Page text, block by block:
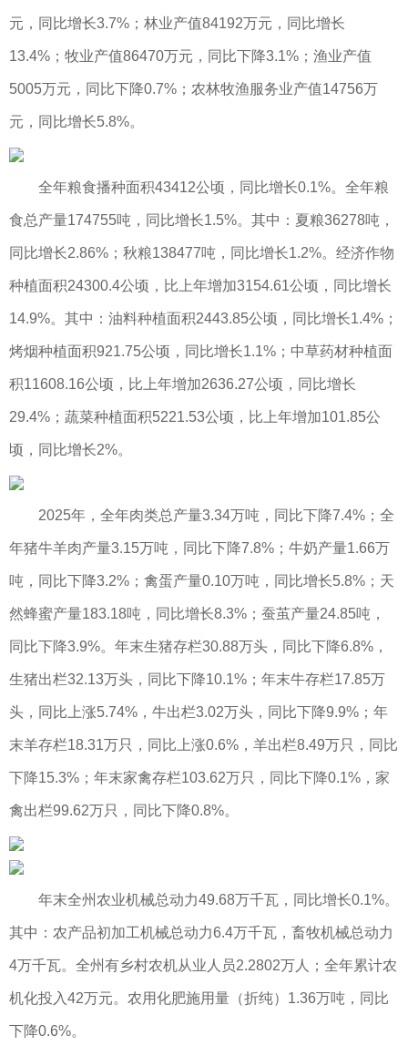
元，同比增长3.7%；林业产值84192万元，同比增长
13.4%；牧业产值86470万元，同比下降3.1%；渔业产值
5005万元，同比下降0.7%；农林牧渔服务业产值14756万
元，同比增长5.8%。
全年粮食播种面积43412公顷，同比增长0.1%。全年粮
食总产量174755吨，同比增长1.5%。其中：夏粮36278吨，
同比增长2.86%；秋粮138477吨，同比增长1.2%。经济作物
种植面积24300.4公顷，比上年增加3154.61公顷，同比增长
14.9%。其中：油料种植面积2443.85公顷，同比增长1.4%；
烤烟种植面积921.75公顷，同比增长1.1%；中草药材种植面
积11608.16公顷，比上年增加2636.27公顷，同比增长
29.4%；蔬菜种植面积5221.53公顷，比上年增加101.85公
顷，同比增长2%。
2025年，全年肉类总产量3.34万吨，同比下降7.4%；全
年猪牛羊肉产量3.15万吨，同比下降7.8%；牛奶产量1.66万
吨，同比下降3.2%；禽蛋产量0.10万吨，同比增长5.8%；天
然蜂蜜产量183.18吨，同比增长8.3%；蚕茧产量24.85吨，
同比下降3.9%。年末生猪存栏30.88万头，同比下降6.8%，
生猪出栏32.13万头，同比下降10.1%；年末牛存栏17.85万
头，同比上涨5.74%，牛出栏3.02万头，同比下降9.9%；年
末羊存栏18.31万只，同比上涨0.6%，羊出栏8.49万只，同比
下降15.3%；年末家禽存栏103.62万只，同比下降0.1%，家
禽出栏99.62万只，同比下降0.8%。
年末全州农业机械总动力49.68万千瓦，同比增长0.1%。
其中：农产品初加工机械总动力6.4万千瓦，畜牧机械总动力
4万千瓦。全州有乡村农机从业人员2.2802万人；全年累计农
机化投入42万元。农用化肥施用量（折纯）1.36万吨，同比
下降0.6%。